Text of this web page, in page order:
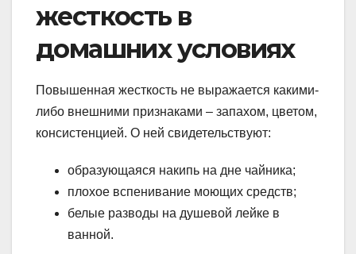
жесткость в
домашних условиях
Повышенная жесткость не выражается какими-
либо внешними признаками – запахом, цветом,
консистенцией. О ней свидетельствуют:
образующаяся накипь на дне чайника;
плохое вспенивание моющих средств;
белые разводы на душевой лейке в
ванной.